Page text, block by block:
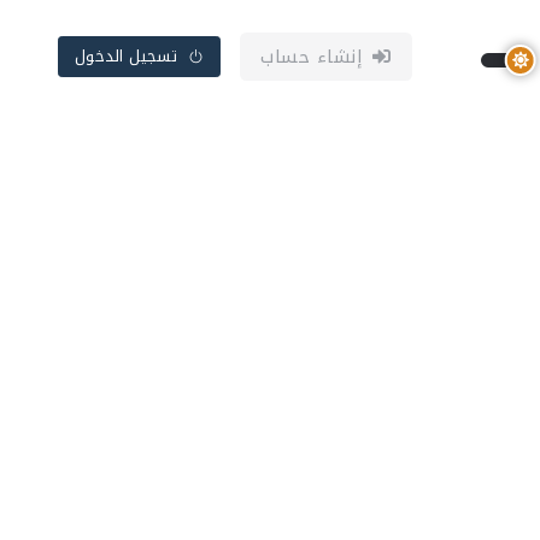
إنشاء حساب تسجيل الدخول